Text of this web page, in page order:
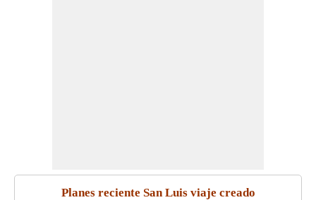
Planes reciente San Luis viaje creado